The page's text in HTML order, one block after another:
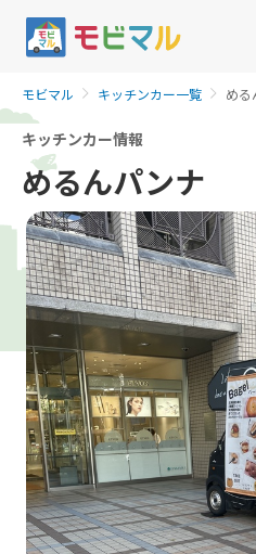
モビマル キッチンカー一覧 める
キッチンカー情報
めるんパンナ